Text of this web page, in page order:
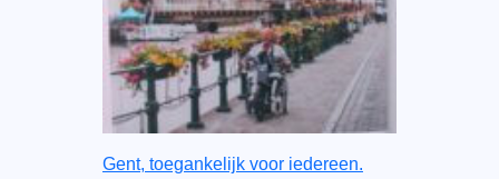
Gent, toegankelijk voor iedereen.